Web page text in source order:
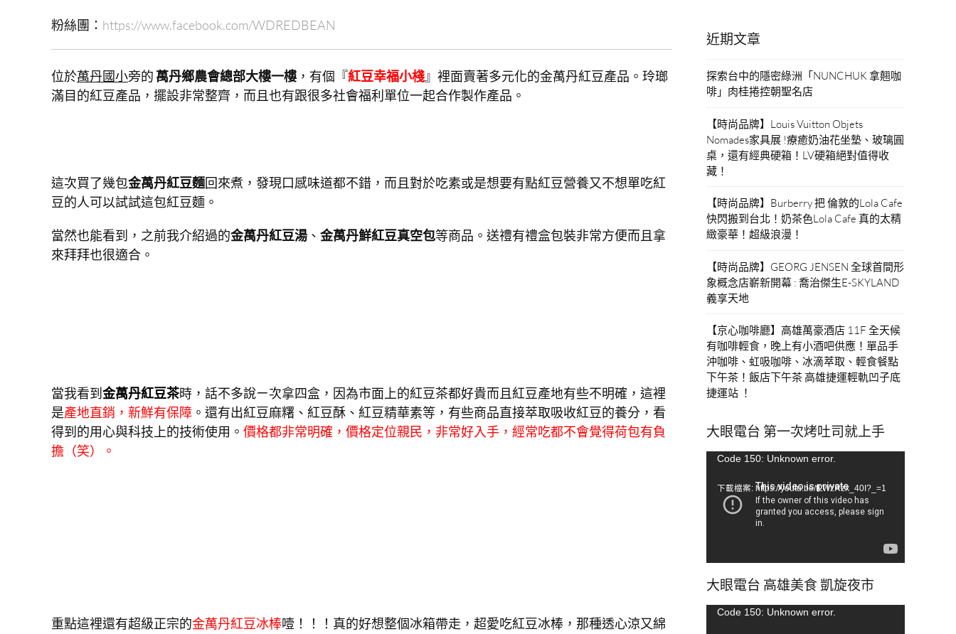
粉絲團： https://www.facebook.com/WDREDBEAN
位於萬丹國小旁的 萬丹鄉農會總部大樓一樓 ，有個『紅豆幸福小棧』裡面賣著多元化的金萬丹紅豆產品。玲瑯
滿目的紅豆產品，擺設非常整齊，而且也有跟很多社會福利單位一起合作製作產品。
這次買了幾包金萬丹紅豆麵回來煮，發現口感味道都不錯，而且對於吃素或是想要有點紅豆營養又不想單吃紅
豆的人可以試試這包紅豆麵。
當然也能看到，之前我介紹過的金萬丹紅豆湯 、 金萬丹鮮紅豆真空包等商品。送禮有禮盒包裝非常方便而且拿
來拜拜也很適合。
當我看到 金萬丹紅豆茶時，話不多說ㄧ次拿四盒，因為市面上的紅豆茶都好貴而且紅豆產地有些不明確，這裡
是產地直銷，新鮮有保障 。還有出紅豆麻糬、紅豆酥、紅豆精華素等，有些商品直接萃取吸收紅豆的養分，看
得到的用心與科技上的技術使用。 價格都非常明確，價格定位親民，非常好入手，經常吃都不會覺得荷包有負
擔（笑）。
重點這裡還有超級正宗的金萬丹紅豆冰棒噎！！！真的好想整個冰箱帶走，超愛吃紅豆冰棒，那種透心涼又綿
近期文章
探索台中的隱密綠洲「NUNCHUK 拿翹咖
啡」肉桂捲控朝聖名店
【時尚品牌】Louis Vuitton Objets
Nomades家具展 !療癒奶油花坐墊、玻璃圓
桌，還有經典硬箱！LV硬箱絕對值得收
藏！
【時尚品牌】Burberry 把 倫敦的Lola Cafe
快閃搬到台北！奶茶色Lola Cafe 真的太精
緻豪華！超級浪漫！
【時尚品牌】GEORG JENSEN 全球首間形
象概念店嶄新開幕 : 喬治傑生E-SKYLAND
義享天地
【京心咖啡廳】高雄萬豪酒店 11F 全天候
有咖啡輕食，晚上有小酒吧供應！單品手
沖咖啡、虹吸咖啡、冰滴萃取、輕食餐點
下午茶！飯店下午茶 高雄捷運輕軌凹子底
捷運站 ！
大眼電台 第一次烤吐司就上手
視Code 150: Unknown error.
下載檔案: https://youtu.be/tLWzRzx_40I?_=1
大眼電台 高雄美食 凱旋夜市
視Code 150: Unknown error.